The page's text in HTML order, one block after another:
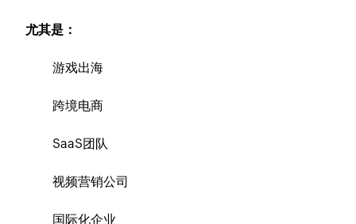
尤其是：
游戏出海
跨境电商
SaaS团队
视频营销公司
国际化企业